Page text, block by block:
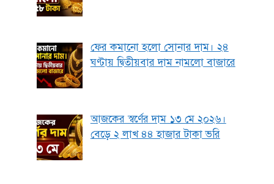
ফের কমানো হলো সোনার দাম। ২৪
ঘণ্টায় দ্বিতীয়বার দাম নামলো বাজারে
আজকের স্বর্ণের দাম ১৩ মে ২০২৬।
বেড়ে ২ লাখ ৪৪ হাজার টাকা ভরি